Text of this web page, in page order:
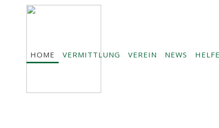
HOME VERMITTLUNG VEREIN NEWS